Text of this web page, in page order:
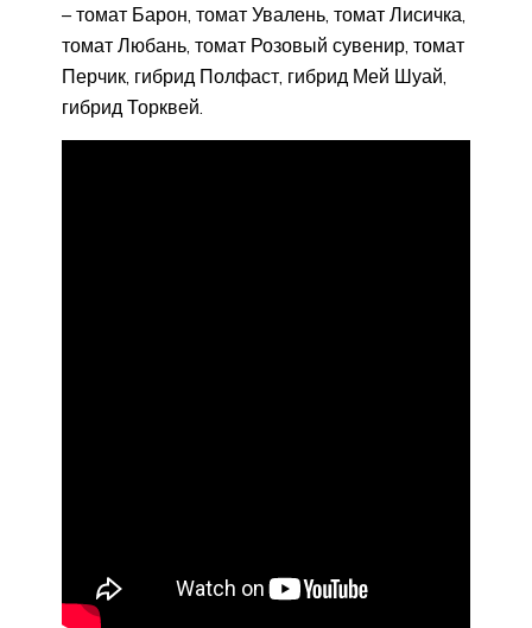
– томат Барон, томат Увалень, томат Лисичка,
томат Любань, томат Розовый сувенир, томат
Перчик, гибрид Полфаст, гибрид Мей Шуай,
гибрид Торквей.